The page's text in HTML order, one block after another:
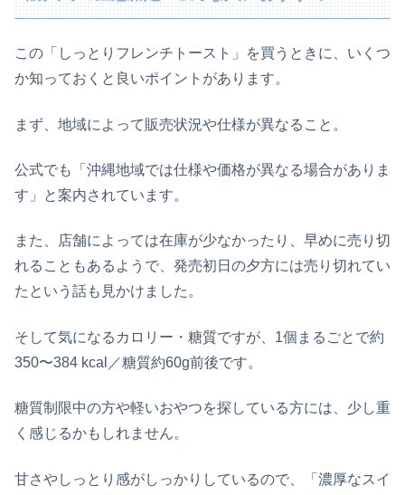
この「しっとりフレンチトースト」を買うときに、いくつ
か知っておくと良いポイントがあります。
まず、地域によって販売状況や仕様が異なること。
公式でも「沖縄地域では仕様や価格が異なる場合がありま
す」と案内されています。
また、店舗によっては在庫が少なかったり、早めに売り切
れることもあるようで、発売初日の夕方には売り切れてい
たという話も見かけました。
そして気になるカロリー・糖質ですが、1個まるごとで約
350〜384 kcal／糖質約60g前後です。
糖質制限中の方や軽いおやつを探している方には、少し重
く感じるかもしれません。
甘さやしっとり感がしっかりしているので、「濃厚なスイ